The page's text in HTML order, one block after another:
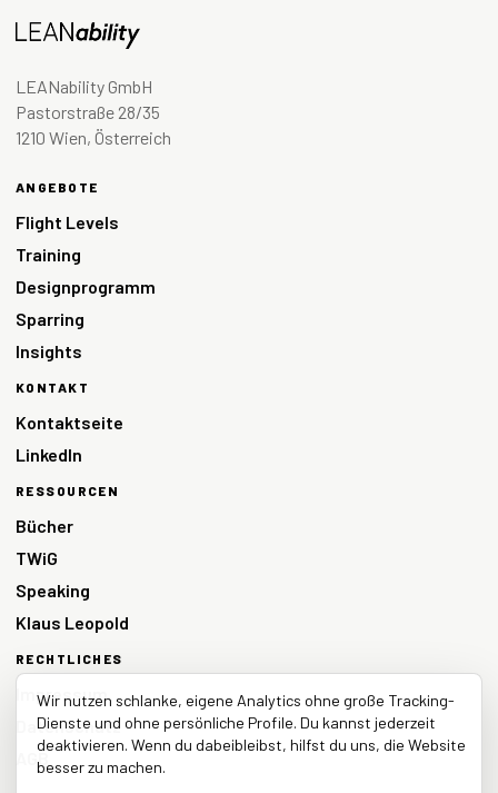
LEANability GmbH
Pastorstraße 28/35
1210 Wien, Österreich
ANGEBOTE
Flight Levels
Training
Designprogramm
Sparring
Insights
KONTAKT
Kontaktseite
LinkedIn
RESSOURCEN
Bücher
TWiG
Speaking
Klaus Leopold
RECHTLICHES
Impressum
Datenschutz
AGB
Wir nutzen schlanke, eigene Analytics ohne große Tracking-
Dienste und ohne persönliche Profile. Du kannst jederzeit
deaktivieren. Wenn du dabeibleibst, hilfst du uns, die Website
besser zu machen.